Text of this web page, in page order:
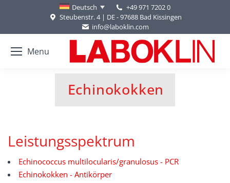
Deutsch
+49 971 7202 0
Steubenstr. 4 | DE - 97688 Bad Kissingen
info@laboklin.com
Menu
Echinokokken
Sie befinden sich hier:
Leistungsspektrum
Echinococcus multilocularis/granulosus - PCR
Echinokokken - Antikörper